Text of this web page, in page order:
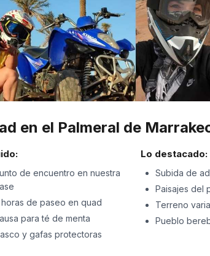
en el Palmeral de
de encuentro en nuestra
horas de paseo en quad
para té de menta
y gafas protectoras
Lo destacado:
Subida de
Paisajes del
Terreno
Pueblo